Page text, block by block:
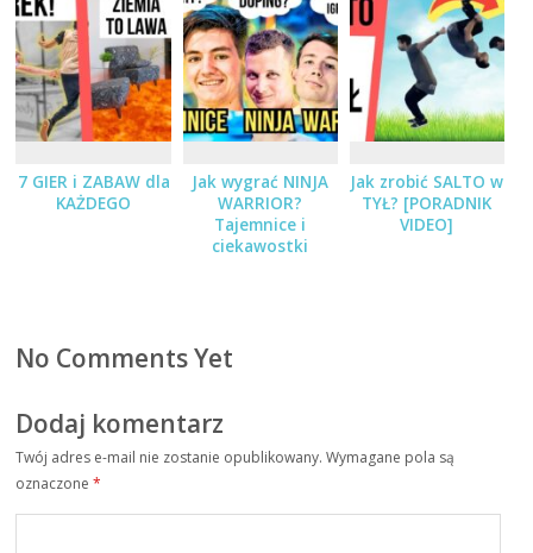
7 GIER i ZABAW dla
KAŻDEGO
Jak wygrać NINJA
WARRIOR?
Tajemnice i
ciekawostki
Jak zrobić SALTO w
TYŁ? [PORADNIK
VIDEO]
No Comments Yet
Dodaj komentarz
Twój adres e-mail nie zostanie opublikowany. Wymagane pola są
oznaczone*